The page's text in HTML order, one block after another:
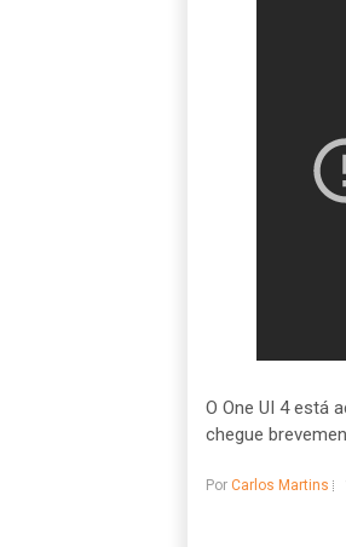
O One UI 4 está
chegue
Por Carlos Martins